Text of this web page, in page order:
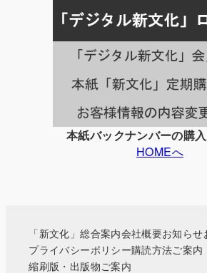
事
一
覧
本紙バックナンバーの購
HOMEへ
「新文化」総合案内会社概要お知らせ
プライバシーポリシー購読方法ご案内
縮刷版・出版物ご案内